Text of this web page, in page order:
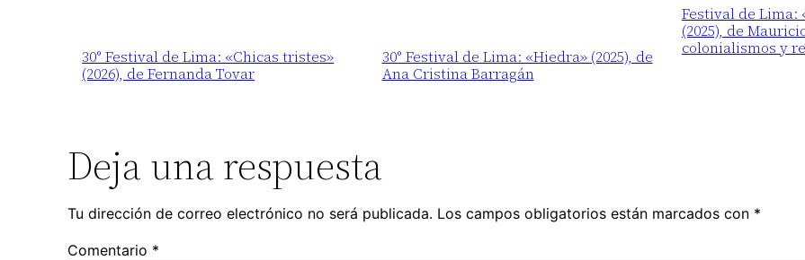
30° Festival de Lima: «Chicas tristes»
(2026), de Fernanda Tovar
30° Festival de Lima: «Hiedra» (2025), de
Ana Cristina Barragán
Festival de Lima:
(2025), de
colonialismos y
Deja una respuesta
Tu dirección de correo electrónico no será publicada. Los campos obligatorios están marcados con *
Comentario *